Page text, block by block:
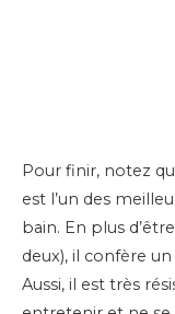
Pour finir, notez
est l’un des
bain. En plus
deux), il confère
Aussi, il est très